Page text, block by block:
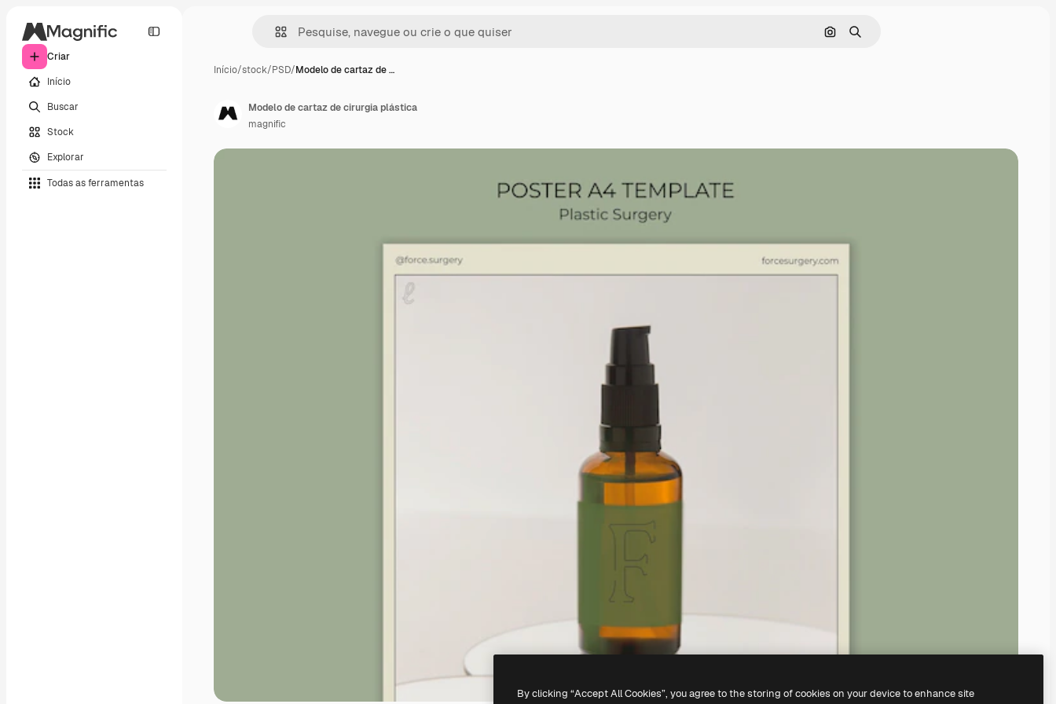
Criar
Início
Buscar
Stock
Explorar
Todas as ferramentas
Pesquisar por imagem
Buscar
Início/stock/PSD/Modelo de cartaz de …
Modelo de cartaz de cirurgia plástica
magnific
By clicking “Accept All Cookies”, you agree to the storing of cookies on your device to enhance site